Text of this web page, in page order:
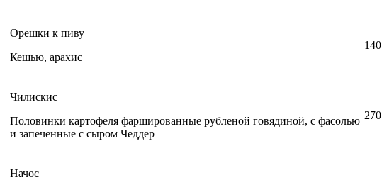
Орешки к пиву
Кешью, арахис
140
Чилискис
Половинки картофеля фаршированные рубленой говядиной, с фасолью
и запеченные с сыром Чеддер
270
Начос